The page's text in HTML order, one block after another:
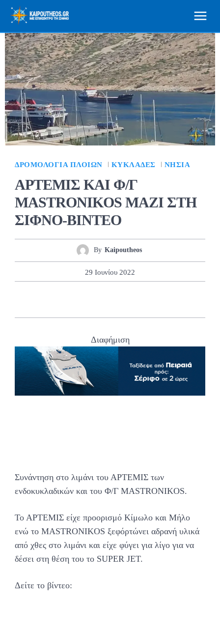
ΔΡΟΜΟΛΌΓΙΑ ΠΛΟΊΩΝ ΚΥΚΛΆΔΕΣ ΝΗΣΙΆ
ΑΡΤΕΜΙΣ ΚΑΙ Φ/Γ
MASTRONIKOS ΜΑΖΙ ΣΤΗ
ΣΙΦΝΟ-ΒΙΝΤΕΟ
By Kaipoutheos
29 Ιουνίου 2022
Διαφήμιση
Συνάντηση στο λιμάνι του ΑΡΤΕΜΙΣ των
ενδοκυκλαδικών και του Φ/Γ MASTRONIKOS.
Το ΑΡΤΕΜΙΣ είχε προορισμό Κίμωλο και Μήλο
ενώ το MASTRONIKOS ξεφόρτώνει αδρανή υλικά
από χθες στο λιμάνι και είχε φύγει για λίγο για να
δέσει στη θέση του το SUPER JET.
Δείτε το βίντεο: